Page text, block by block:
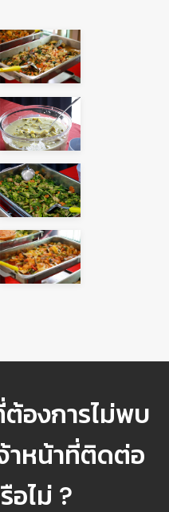
องการไม่พบ
าหน้าที่ติดต่อ
อไม่ ?